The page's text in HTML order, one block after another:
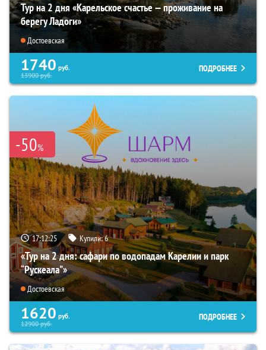
Тур на 2 дня «Карельское счастье — проживание на
берегу Ладоги»
Достоевская
1740 руб.
13900руб.
ПОДРОБНЕЕ
-50%
17:12:23 Купили:6
«Тур на 2 дня: сафари по водопадам Карелии и парк
“Рускеала"»
Достоевская
1620 руб.
12900руб.
ПОДРОБНЕЕ